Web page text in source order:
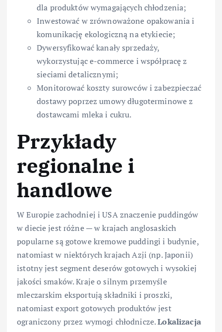
dla produktów wymagających chłodzenia;
Inwestować w zrównoważone opakowania i
komunikację ekologiczną na etykiecie;
Dywersyfikować kanały sprzedaży,
wykorzystując e-commerce i współpracę z
sieciami detalicznymi;
Monitorować koszty surowców i zabezpieczać
dostawy poprzez umowy długoterminowe z
dostawcami mleka i cukru.
Przykłady
regionalne i
handlowe
W Europie zachodniej i USA znaczenie puddingów
w diecie jest różne — w krajach anglosaskich
popularne są gotowe kremowe puddingi i budynie,
natomiast w niektórych krajach Azji (np. Japonii)
istotny jest segment deserów gotowych i wysokiej
jakości smaków. Kraje o silnym przemyśle
mleczarskim eksportują składniki i proszki,
natomiast export gotowych produktów jest
ograniczony przez wymogi chłodnicze.Lokalizacja